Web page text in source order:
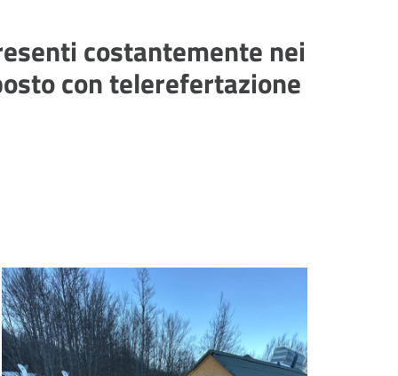
costantemente nei
con telerefertazione